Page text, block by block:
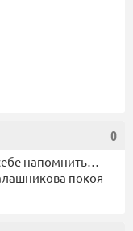
0
напомнить…
покоя